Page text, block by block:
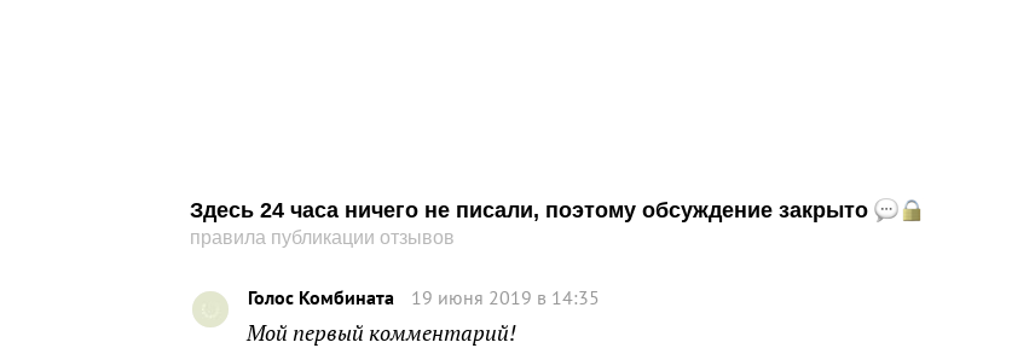
Здесь 24 часа ничего не писали, поэтому обсуждение закрыто
правила публикации отзывов
Голос Комбината 19 июня 2019 в 14:35
Мой первый комментарий!